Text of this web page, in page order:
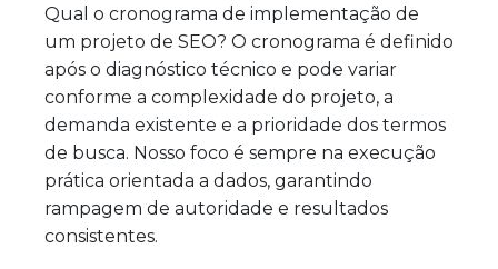
Qual o cronograma de implementação de
um projeto de SEO? O cronograma é definido
após o diagnóstico técnico e pode variar
conforme a complexidade do projeto, a
demanda existente e a prioridade dos termos
de busca. Nosso foco é sempre na execução
prática orientada a dados, garantindo
rampagem de autoridade e resultados
consistentes.